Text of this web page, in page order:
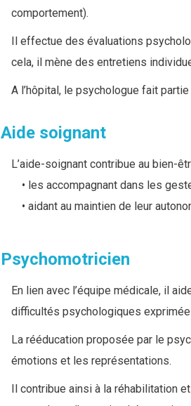
comportement).
Il effectue des évaluations
cela, il mène des entretiens
A l’hôpital, le psychologue fait
Aide soignant
L’aide-soignant contribue au bien-
les accompagnant dans les
aidant au maintien de leur
Psychomotricien
En lien avec l’équipe médicale, il
difficultés psychologiques
La rééducation proposée par le
émotions et les représentations.
Il contribue ainsi à la réhabilitation